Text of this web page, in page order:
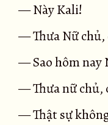
— Này Kali!
— Thưa Nữ chủ,
— Sao hôm nay
— Thưa nữ chủ,
— Thật sự